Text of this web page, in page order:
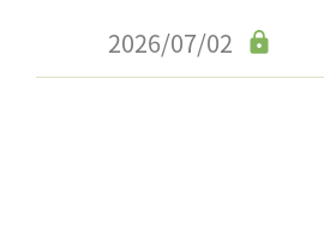
2026/07/02